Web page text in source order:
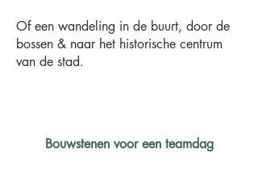
Of een wandeling in de buurt, door de
bossen & naar het historische centrum
van de stad.
Bouwstenen voor een teamdag